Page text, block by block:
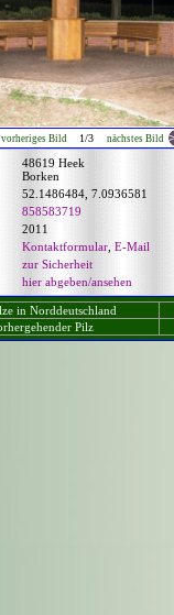
vorheriges Bild 1/3 nächstes Bild
48619 Heek
Borken
52.1486484, 7.0936581
858583719
2011
Kontaktformular E-Mail
zur Sicherheit
hier abgeben/ansehen
in Norddeutschland
Pilz